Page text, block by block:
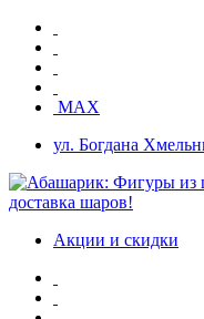
MAX
ул. Богдана
Акции и скидки